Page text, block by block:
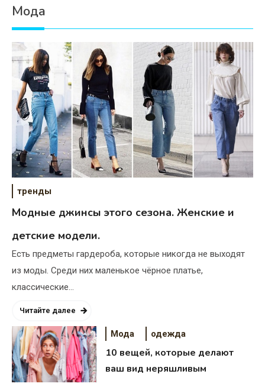
Мода
тренды
Модные джинсы этого сезона. Женские и
детские модели.
Есть предметы гардероба, которые никогда не выходят
из моды. Среди них маленькое чёрное платье,
классические…
Читайте далее
Мода одежда
10 вещей, которые делают
ваш вид неряшливым